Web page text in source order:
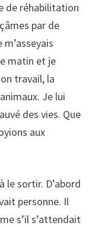
de réhabilitation
par de
matin et je
travail, la
Je lui
des vies. Que
aux
le sortir. D’abord
personne. Il
s’il s’attendait